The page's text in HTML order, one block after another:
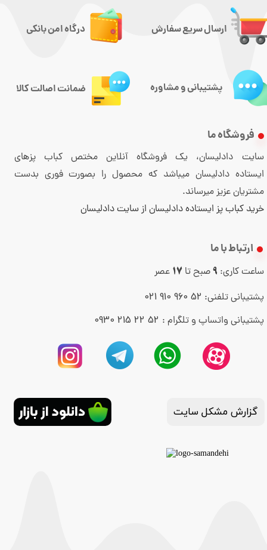
ارسال سریع سفارش
سایت دادلیسان، یک فروشگاه آنلاین مختص کباب پزهای
ایستاده دادلیسان میباشد که محصول را بصورت فوری بدست
مشتریان عزیز میرساند.
خرید کباب پز ایستاده دادلیسان از سایت دادلیسان
فروشگاه ما
ارتباط با ما
پشتیبانی تلفنی: 52 960 910 021
پشتیبانی واتساپ و تلگرام : 52 22 215 0930
ساعت کاری: 9 صبح تا17 عصر
درگاه امن بانکی
پشتیبانی و مشاوره ضمانت اصالت کالا
گزارش مشکل سایت